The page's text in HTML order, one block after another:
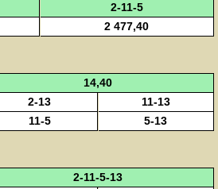
2-11-5
2 477,40
14,40
2-13
11-13
11-5 5-13
2-11-5-13